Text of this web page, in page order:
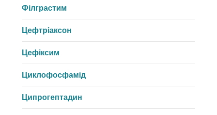
Філграстим
Цефтріаксон
Цефіксим
Циклофосфамід
Ципрогептадин